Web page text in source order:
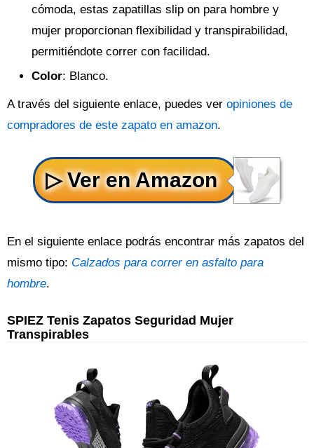
cómoda, estas zapatillas slip on para hombre y
mujer proporcionan flexibilidad y transpirabilidad,
permitiéndote correr con facilidad.
Color: Blanco.
A través del siguiente enlace, puedes ver opiniones de
compradores de este zapato en amazon.
En el siguiente enlace podrás encontrar más zapatos del
mismo tipo: Calzados para correr en asfalto para
hombre.
SPIEZ Tenis Zapatos Seguridad Mujer
Transpirables